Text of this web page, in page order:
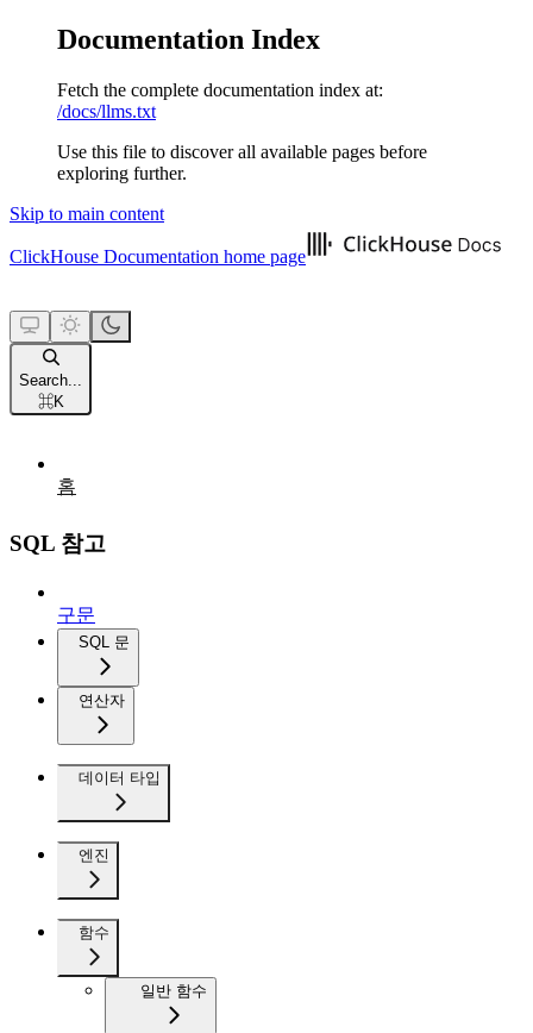
Documentation Index
Fetch the complete documentation index at:
/docs/llms.txt
Use this file to discover all available pages before
exploring further.
Skip to main content
ClickHouse Documentation home page
Search...
⌘K
홈
SQL 참고
구문
SQL 문
연산자
데이터 타입
엔진
함수
일반 함수